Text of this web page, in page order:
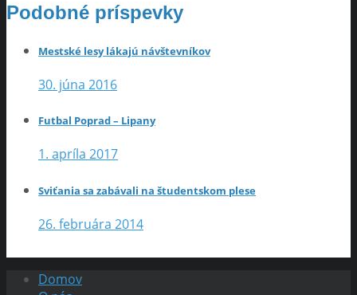
Podobné príspevky
Mestské lesy lákajú návštevníkov
30. júna 2016
Futbal Poprad – Lipany
1. apríla 2017
Sviťania sa zabávali na študentskom plese
26. februára 2014
Domov